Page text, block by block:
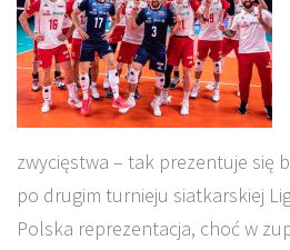
zwycięstwa – tak prezentuje się
po drugim turnieju siatkarskiej
Polska reprezentacja, choć w